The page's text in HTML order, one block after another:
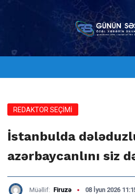
REDAKTOR SEÇİMİ
İstanbulda
azərbaycanlını siz
Müəllif: Firuzə 08 İyun 2026